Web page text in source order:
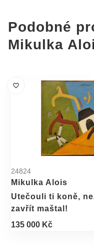
Podobné
Mikulka
24824
Mikulka Alois
Utečouli ti koně,
zavřít maštal!
135 000 Kč